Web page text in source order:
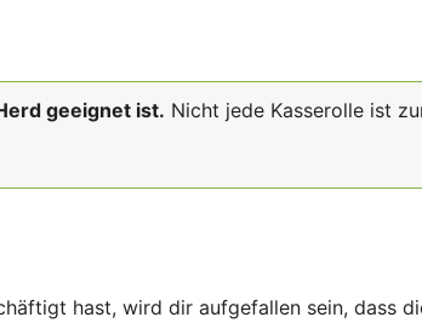
geeignet ist. Nicht jede Kasserolle ist
hast, wird dir aufgefallen sein, dass